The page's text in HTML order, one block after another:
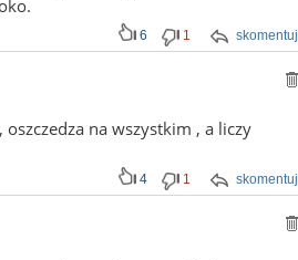
skomentuj
6 1
na wszystkim , a liczy
skomentuj
4 1